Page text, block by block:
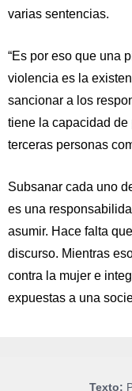
varias sentencias.
“Es por eso que una
violencia es la
sancionar a los
tiene la capacidad
terceras personas
Subsanar cada uno
es una
asumir. Hace falta
discurso. Mientras
contra la mujer e
expuestas a una
Texto: